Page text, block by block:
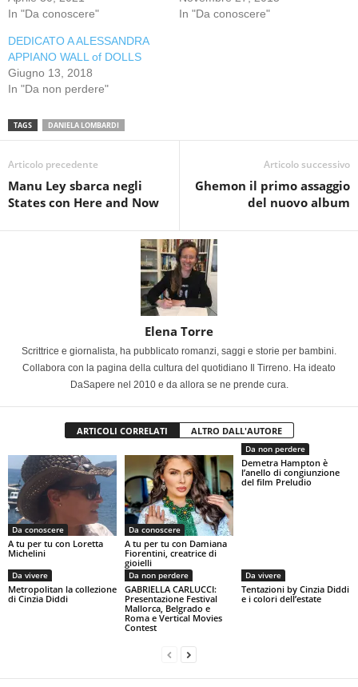
In "Da conoscere"
In "Da conoscere"
DEDICATO A ALESSANDRA
APPIANO WALL of DOLLS
Giugno 13, 2018
In "Da non perdere"
TAGS DANIELA LOMBARDI
Articolo precedente
Manu Ley sbarca negli
States con Here and Now
Articolo successivo
Ghemon il primo assaggio
del nuovo album
Elena Torre
Scrittrice e giornalista, ha pubblicato romanzi, saggi e storie per bambini.
Collabora con la pagina della cultura del quotidiano Il Tirreno. Ha ideato
DaSapere nel 2010 e da allora se ne prende cura.
ARTICOLI CORRELATI ALTRO DALL'AUTORE
Da conoscere
A tu per tu con Loretta
Michelini
Da conoscere
A tu per tu con Damiana
Fiorentini, creatrice di
gioielli
Da non perdere
Demetra Hampton è
l’anello di congiunzione
del film Preludio
Da vivere
Metropolitan la collezione
di Cinzia Diddi
Da non perdere
GABRIELLA CARLUCCI:
Presentazione Festival
Mallorca, Belgrado e
Roma e Vertical Movies
Contest
Da vivere
Tentazioni by Cinzia Diddi
e i colori dell’estate